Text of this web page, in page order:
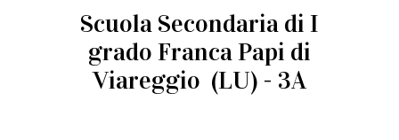
Scuola Secondaria di I
grado Franca Papi di
Viareggio (LU) - 3A